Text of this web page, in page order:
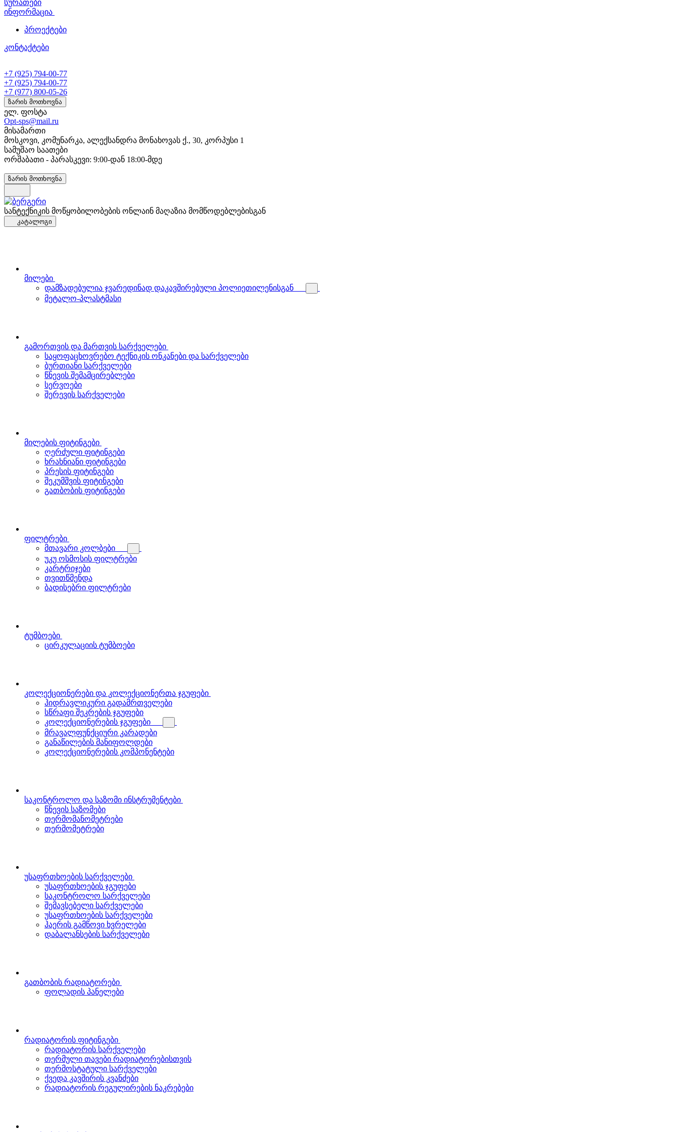
სურათები
ინფორმაცია
პროექტები
კონტაქტები
+7 (925) 794-00-77
+7 (925) 794-00-77
+7 (977) 800-05-26
ზარის მოთხოვნა
ელ. ფოსტა
Opt-sps@mail.ru
მისამართი
მოსკოვი, კომუნარკა, ალექსანდრა მონახოვას ქ., 30, კორპუსი 1
სამუშაო საათები
ორშაბათი - პარასკევი: 9:00-დან 18:00-მდე
ზარის მოთხოვნა
სანტექნიკის მოწყობილობების ონლაინ მაღაზია მომწოდებლებისგან
კატალოგი
მილები
დამზადებულია ჯვარედინად დაკავშირებული პოლიეთილენისგან
მეტალო-პლასტმასი
გამორთვის და მართვის სარქველები
საყოფაცხოვრებო ტექნიკის ონკანები და სარქველები
ბურთიანი სარქველები
წნევის შემამცირებლები
სერვოები
შერევის სარქველები
მილების ფიტინგები
ღერძული ფიტინგები
ხრახნიანი ფიტინგები
პრესის ფიტინგები
შეკუმშვის ფიტინგები
გათბობის ფიტინგები
ფილტრები
მთავარი კოლბები
უკუ ოსმოსის ფილტრები
კარტრიჯები
თვითწმენდა
ბადისებრი ფილტრები
ტუმბოები
ცირკულაციის ტუმბოები
კოლექციონერები და კოლექციონერთა ჯგუფები
ჰიდრავლიკური გადამრთველები
სწრაფი შეკრების ჯგუფები
კოლექციონერების ჯგუფები
მრავალფუნქციური კარადები
განაწილების მანიფოლდები
კოლექციონერების კომპონენტები
საკონტროლო და საზომი ინსტრუმენტები
წნევის საზომები
თერმომანომეტრები
თერმომეტრები
უსაფრთხოების სარქველები
უსაფრთხოების ჯგუფები
საკონტროლო სარქველები
შემავსებელი სარქველები
უსაფრთხოების სარქველები
ჰაერის გამწოვი ხვრელები
დაბალანსების სარქველები
გათბობის რადიატორები
ფოლადის პანელები
რადიატორის ფიტინგები
რადიატორის სარქველები
თერმული თავები რადიატორებისთვის
თერმოსტატული სარქველები
ქვედა კავშირის კვანძები
რადიატორის რეგულირების ნაკრებები